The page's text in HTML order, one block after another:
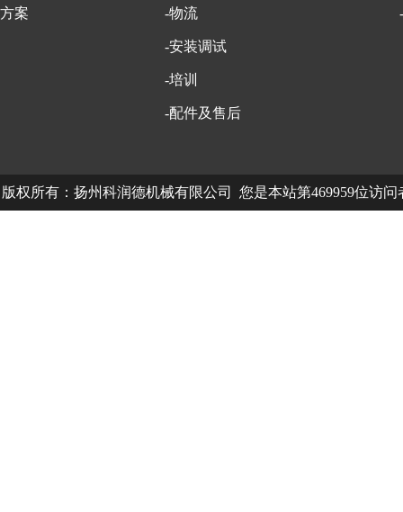
方案 -物流
-安装调试
-培训
-配件及售后
版权所有：扬州科润德机械有限公司 您是本站第469959位访